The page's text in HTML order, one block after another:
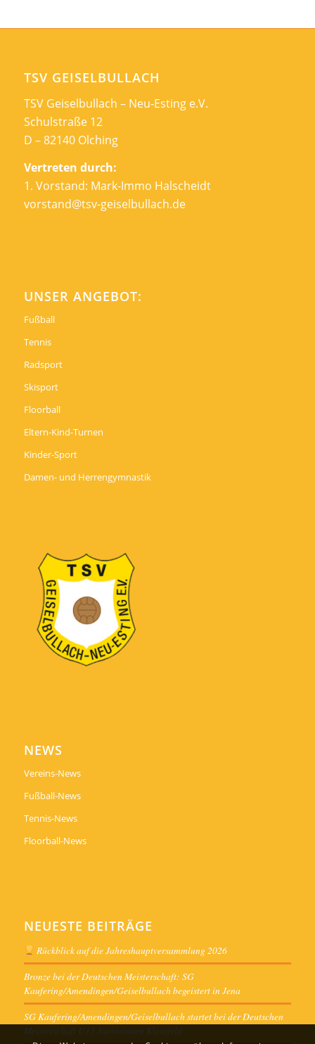
TSV GEISELBULLACH
TSV Geiselbullach – Neu-Esting e.V.
Schulstraße 12
D – 82140 Olching
Vertreten durch:
1. Vorstand: Mark-Immo Halscheidt
vorstand@tsv-geiselbullach.de
UNSER ANGEBOT:
Fußball
Tennis
Radsport
Skisport
Floorball
Eltern-Kind-Turnen
Kinder-Sport
Damen- und Herrengymnastik
NEWS
Vereins-News
Fußball-News
Tennis-News
Floorball-News
NEUESTE BEITRÄGE
Rückblick auf die Jahreshauptversammlung 2026
Bronze bei der Deutschen Meisterschaft: SG
Kaufering/Amendingen/Geiselbullach begeistert in Jena
SG Kaufering/Amendingen/Geiselbullach startet bei der Deutschen
Meisterschaft U13 Juniorinnen Kleinfeld